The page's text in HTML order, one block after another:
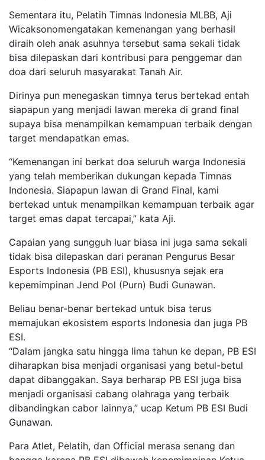
Sementara itu, Pelatih Timnas Indonesia MLBB, Aji
Wicaksonomengatakan kemenangan yang berhasil
diraih oleh anak asuhnya tersebut sama sekali tidak
bisa dilepaskan dari kontribusi para penggemar dan
doa dari seluruh masyarakat Tanah Air.
Dirinya pun menegaskan timnya terus bertekad entah
siapapun yang menjadi lawan mereka di grand final
supaya bisa menampilkan kemampuan terbaik dengan
target mendapatkan emas.
“Kemenangan ini berkat doa seluruh warga Indonesia
yang telah memberikan dukungan kepada Timnas
Indonesia. Siapapun lawan di Grand Final, kami
bertekad untuk menampilkan kemampuan terbaik agar
target emas dapat tercapai,” kata Aji.
Capaian yang sungguh luar biasa ini juga sama sekali
tidak bisa dilepaskan dari peranan Pengurus Besar
Esports Indonesia (PB ESI), khususnya sejak era
kepemimpinan Jend Pol (Purn) Budi Gunawan.
Beliau benar-benar bertekad untuk bisa terus
memajukan ekosistem esports Indonesia dan juga PB
ESI.
“Dalam jangka satu hingga lima tahun ke depan, PB ESI
diharapkan bisa menjadi organisasi yang betul-betul
dapat dibanggakan. Saya berharap PB ESI juga bisa
menjadi organisasi cabang olahraga yang terbaik
dibandingkan cabor lainnya,” ucap Ketum PB ESI Budi
Gunawan.
Para Atlet, Pelatih, dan Official merasa senang dan